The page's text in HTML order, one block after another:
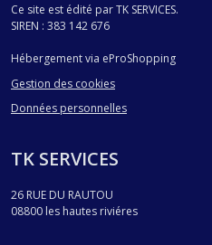
Ce site est édité par TK SERVICES.
SIREN : 383 142 676
Hébergement via eProShopping
Gestion des cookies
Données personnelles
TK SERVICES
26 RUE DU RAUTOU
08800 les hautes riviéres